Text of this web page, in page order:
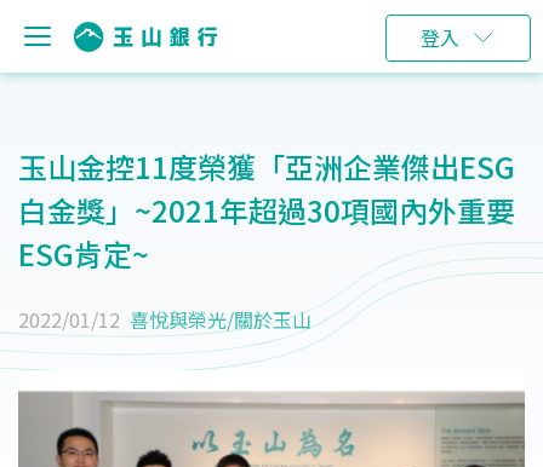
登入
玉山金控11度榮獲「亞洲企業傑出ESG
白金獎」~2021年超過30項國內外重要
ESG肯定~
2022/01/12 喜悅與榮光/關於玉山